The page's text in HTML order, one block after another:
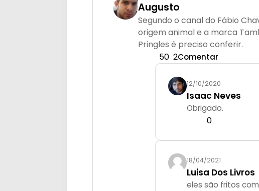
Augusto
Segundo o canal do Fábio
origem animal e a marca
Pringles é preciso conferir.
50 2Comentar
12/10/2020
Isaac Neves
Obrigado.
0
18/04/2021
Luisa Dos Livros
eles são fritos